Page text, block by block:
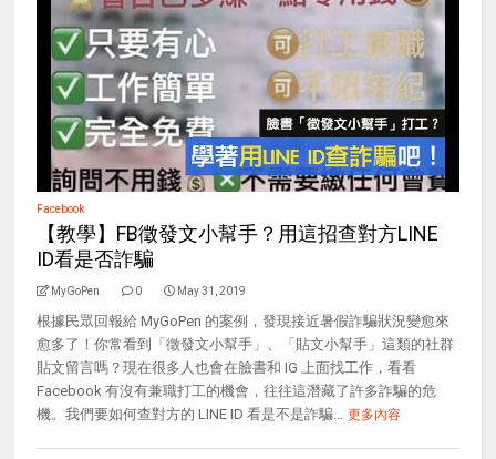
Facebook
【教學】FB徵發文小幫手？用這招查對方LINE
ID看是否詐騙
MyGoPen 0 May 31, 2019
根據民眾回報給 MyGoPen 的案例，發現接近暑假詐騙狀況變愈來
愈多了！你常看到「徵發文小幫手」、「貼文小幫手」這類的社群
貼文留言嗎？現在很多人也會在臉書和 IG 上面找工作，看看
Facebook 有沒有兼職打工的機會，往往這潛藏了許多詐騙的危
機。我們要如何查對方的 LINE ID 看是不是詐騙... 更多內容